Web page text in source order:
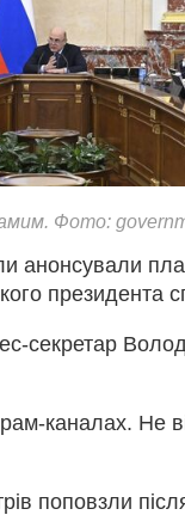
Фото:
анонсували
президента
секретар
каналах. Не
поповзли